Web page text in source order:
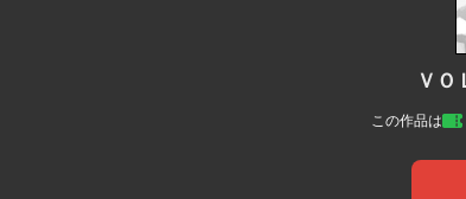
ＶＯ
この作品は